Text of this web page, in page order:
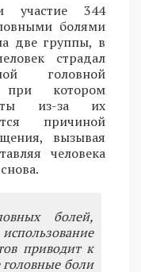
участие 344
болями
две группы, в
страдал
головной
котором
из-за их
причиной
вызывая
человека
болей,
приводит к
боли